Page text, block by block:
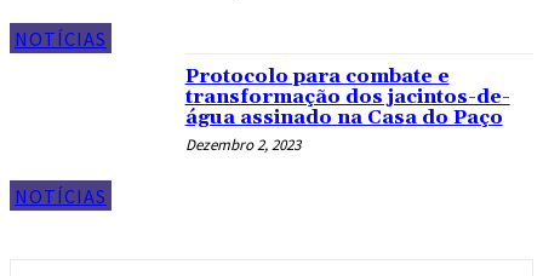
NOTÍCIAS
NOTÍCIAS
Protocolo para combate e
transformação dos jacintos-de-
água assinado na Casa do Paço
Dezembro 2, 2023